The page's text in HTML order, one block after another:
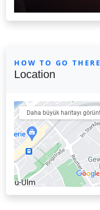
HOW TO GO THERE
Location